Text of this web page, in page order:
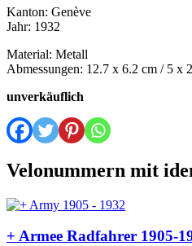
Kanton: Genève
Jahr: 1932
Material: Metall
Abmessungen: 12.7 x 6.2 cm / 5 x
unverkäuflich
Velonummern mit
+ Armee Radfahrer 1905-